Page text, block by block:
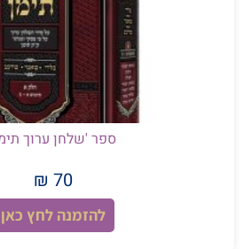
ספר 'שלחן ערוך
70 ₪
להזמנה לחץ כאן